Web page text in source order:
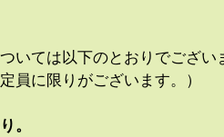
いては以下のとおりでござ
員に限りがございます。）
。